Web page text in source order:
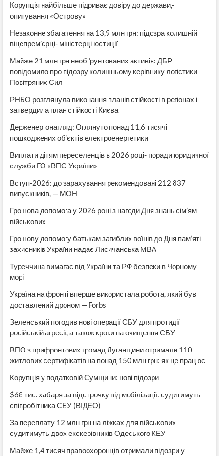
багатоквартирних
будинків
Корупція найбільше підриває довіру до держави,-
опитування «Острову»
Незаконне збагачення на 13,9 млн грн: підозра колишній
віцепрем’єрці- міністерці юстиції
Майже 21 млн грн необґрунтованих активів: ДБР
повідомило про підозру колишньому керівнику логістики
Повітряних Сил
РНБО розглянула виконання планів стійкості в регіонах і
затвердила план стійкості Києва
Держенергонагляд: Оглянуто понад 11,6 тисячі
пошкоджених об’єктів електроенергетики
Виплати дітям переселенців в 2026 році- поради юридичної
служби ГО «ВПО України»
Вступ-2026: до зарахування рекомендовані 212 837
випускників, — МОН
Грошова допомога у 2026 році з нагоди Дня знань сім’ям
військових
Грошову допомогу батькам загиблих воїнів до Дня пам’яті
захисників України надає Лисичанська МВА
Туреччина вимагає від України та РФ безпеки в Чорному
морі
Україна на фронті вперше використала робота, який був
доставлений дроном — Forbs
Зеленський погодив нові операції СБУ для протидії
російській агресії, а також кроки на очищення СБУ
ВПО з прифронтових громад Луганщини отримали 110
житлових сертифікатів на понад 150 млн грн: як це працює
Корупція у податковій Сумщини: нові підозри
$68 тис. хабаря за відстрочку від мобілізації: судитимуть
співробітника СБУ (ВІДЕО)
За переплату 12 млн грн на ліжках для військових
судитимуть двох екскерівників Одеського КЕУ
Майже 1,4 тисяч правоохоронців отримали підозри у